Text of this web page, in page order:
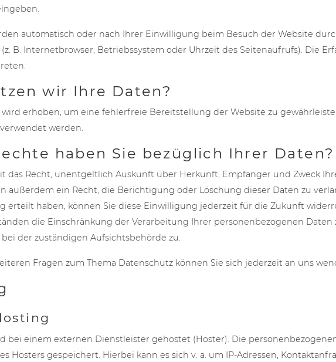
automatisch oder nach Ihrer Einwilligung beim Besuch der Website
B. Internetbrowser, Betriebssystem oder Uhrzeit des Seitenaufrufs). Die
wir Ihre Daten?
wird erhoben, um eine fehlerfreie Bereitstellung der Website zu
werden.
haben Sie bezüglich Ihrer Daten?
das Recht, unentgeltlich Auskunft über Herkunft, Empfänger und Zweck
außerdem ein Recht, die Berichtigung oder Löschung dieser Daten zu
erteilt haben, können Sie diese Einwilligung jederzeit für die Zukunft
die Einschränkung der Verarbeitung Ihrer personenbezogenen
der zuständigen Aufsichtsbehörde zu.
Fragen zum Thema Datenschutz können Sie sich jederzeit an uns
bei einem externen Dienstleister gehostet (Hoster). Die
Hosters gespeichert. Hierbei kann es sich v. a. um IP-Adressen,